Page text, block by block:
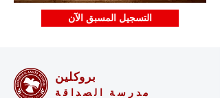
التسجيل المسبق الآن
بروكلين
مدرسة الصداقة